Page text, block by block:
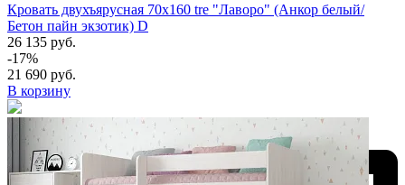
Кровать двухъярусная 70х160 tre "Лаворо" (Анкор белый/
Бетон пайн экзотик) D
26 135 руб.
-17%
21 690 руб.
В корзину